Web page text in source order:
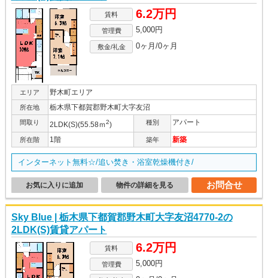
賃料 6.2万円
管理費 5,000円
敷金/礼金 0ヶ月/0ヶ月
エリア 野木町エリア
所在地 栃木県下都賀郡野木町大字友沼
間取り 2LDK(S)(55.58ｍ2) 種別 アパート
所在階 1階 築年 新築
インターネット無料☆/追い焚き・浴室乾燥機付き/
お問合せ
物件の詳細を見る
お気に入りに追加
Sky Blue | 栃木県下都賀郡野木町大字友沼4770-2の
2LDK(S)賃貸アパート
賃料 6.2万円
管理費 5,000円